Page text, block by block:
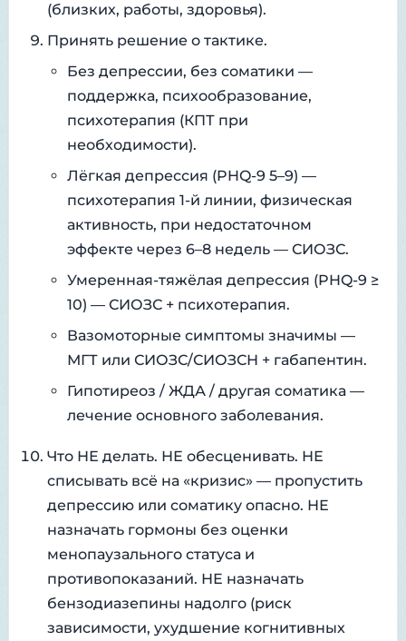
(близких, работы, здоровья).
Принять решение о тактике.
Без депрессии, без соматики —
поддержка, психообразование,
психотерапия (КПТ при
необходимости).
Лёгкая депрессия (PHQ-9 5–9) —
психотерапия 1-й линии, физическая
активность, при недостаточном
эффекте через 6–8 недель — СИОЗС.
Умеренная-тяжёлая депрессия (PHQ-9 ≥
10) — СИОЗС + психотерапия.
Вазомоторные симптомы значимы —
МГТ или СИОЗС/СИОЗСН + габапентин.
Гипотиреоз / ЖДА / другая соматика —
лечение основного заболевания.
Что НЕ делать. НЕ обесценивать. НЕ
списывать всё на «кризис» — пропустить
депрессию или соматику опасно. НЕ
назначать гормоны без оценки
менопаузального статуса и
противопоказаний. НЕ назначать
бензодиазепины надолго (риск
зависимости, ухудшение когнитивных